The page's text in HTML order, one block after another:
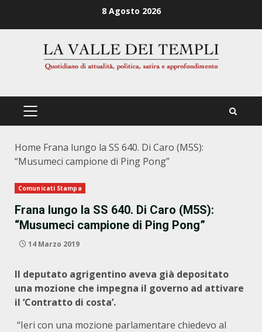
8 Agosto 2026
PRIMÄRES
Home Frana lungo la SS 640. Di Caro (M5S):
“Musumeci campione di Ping Pong”
Comunicati Stampa
Frana lungo la SS 640. Di Caro (M5S):
“Musumeci campione di Ping Pong”
14 Marzo 2019
Il deputato agrigentino aveva già depositato
una mozione che impegna il governo ad attivare
il ‘Contratto di costa’.
“Ieri con una mozione parlamentare chiedevo al